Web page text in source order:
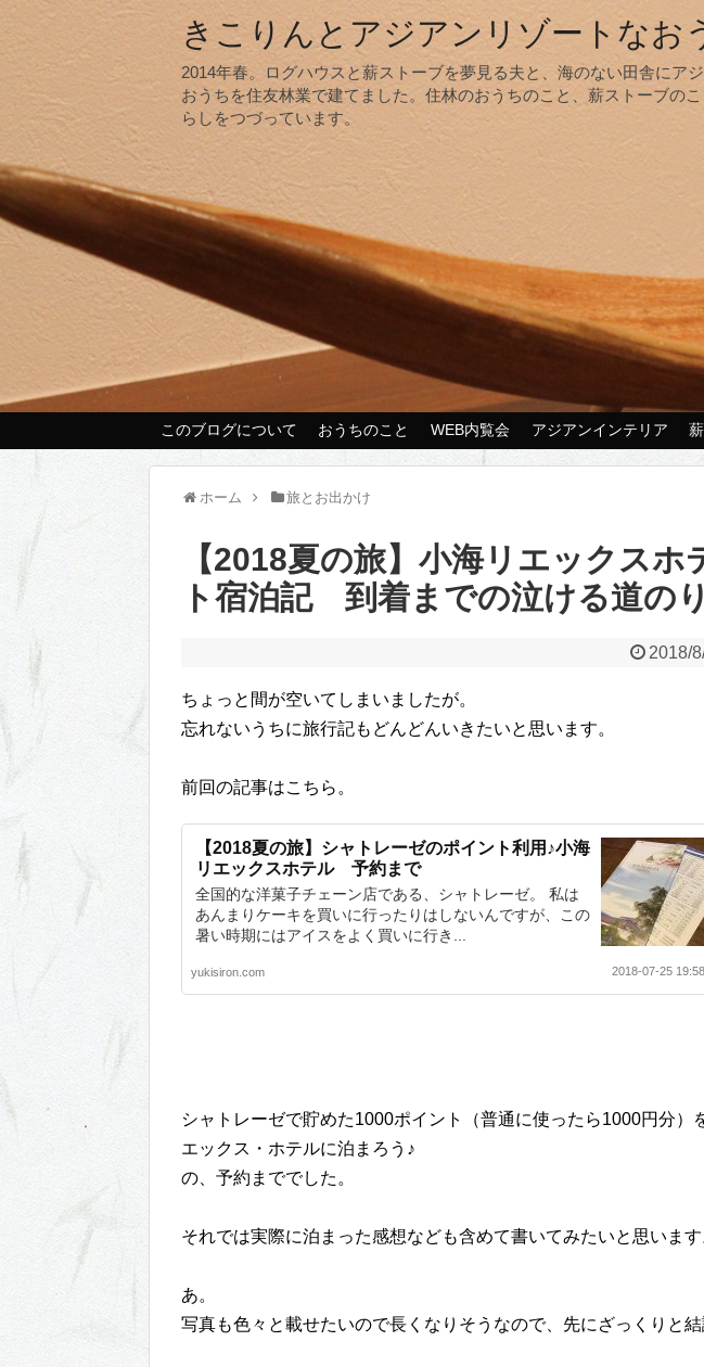
きこりんとアジアンリゾートなお
2014年春。ログハウスと薪ストーブを夢見る夫と、海のない田舎にア
おうちを住友林業で建てました。住林のおうちのこと、薪ストーブのこ
らしをつづっています。
このブログについて おうちのこと WEB内覧会 アジアンインテリア
ホーム 旅とお出かけ
【2018夏の旅】小海リエックスホ
ト宿泊記 到着までの泣ける道のり
2018/
ちょっと間が空いてしまいましたが。
忘れないうちに旅行記もどんどんいきたいと思います。
前回の記事はこちら。
【2018夏の旅】シャトレーゼのポイント利用♪小海
リエックスホテル 予約まで
全国的な洋菓子チェーン店である、シャトレーゼ。 私は
あんまりケーキを買いに行ったりはしないんですが、この
暑い時期にはアイスをよく買いに行き...
yukisiron.com 2018-07-25 19:58
シャトレーゼで貯めた1000ポイント（普通に使ったら1000円分）
エックス・ホテルに泊まろう♪
の、予約まででした。
それでは実際に泊まった感想なども含めて書いてみたいと思います
あ。
写真も色々と載せたいので長くなりそうなので、先にざっくりと結